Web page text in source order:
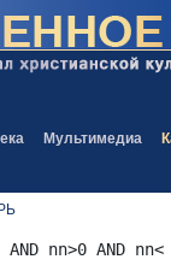
Мультимедиа
AND nn>0 AND